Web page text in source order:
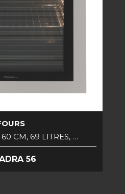
CM, 69 LITRES, …
56